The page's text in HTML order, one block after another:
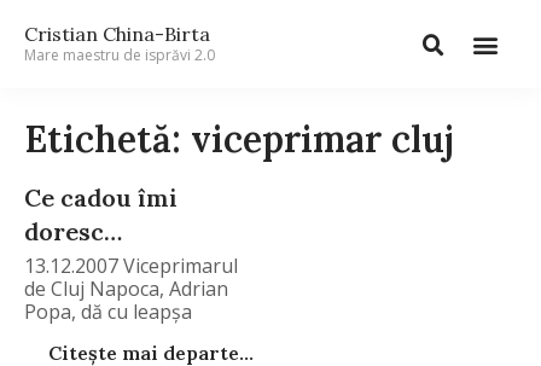
Cristian China-Birta
Mare maestru de isprăvi 2.0
Etichetă: viceprimar cluj
Ce cadou îmi
doresc…
13.12.2007 Viceprimarul
de Cluj Napoca, Adrian
Popa, dă cu leapşa
Citește mai departe...